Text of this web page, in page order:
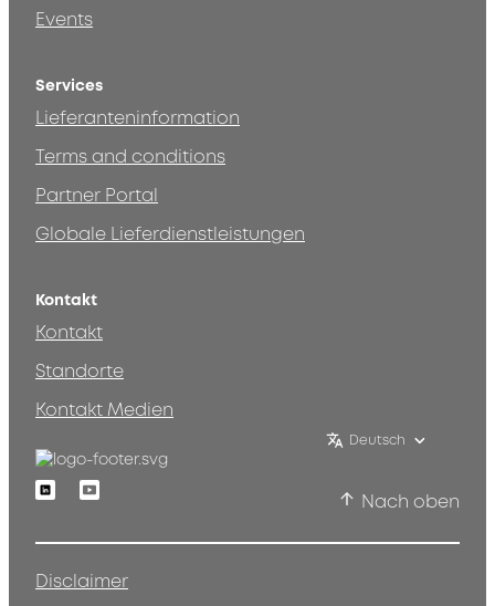
Events
Services
Lieferanteninformation
Terms and conditions
Partner Portal
Globale Lieferdienstleistungen
Kontakt
Kontakt
Standorte
Kontakt Medien
Deutsch
LinkedinYoutube
Nach oben
Disclaimer